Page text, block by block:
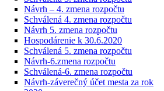
Návrh – 4. zmena rozpočtu
Schválená 4. zmena rozpočtu
Návrh 5. zmena rozpočtu
Hospodárenie k 30.6.2020
Schválená 5. zmena rozpočtu
Návrh-6.zmena rozpočtu
Schválená-6. zmena rozpočtu
Návrh-záverečný účet mesta za rok